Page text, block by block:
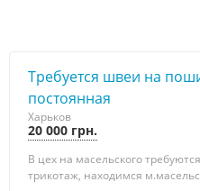
Требуется швеи на
постоянная
Харьков
20 000 грн.
В цех на масельского
трикотаж, находимся